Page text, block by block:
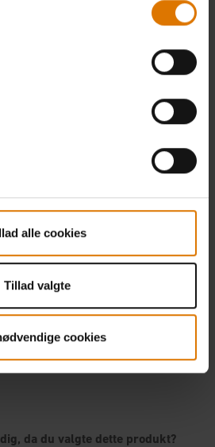
alle cookies
Tillad valgte
cookies